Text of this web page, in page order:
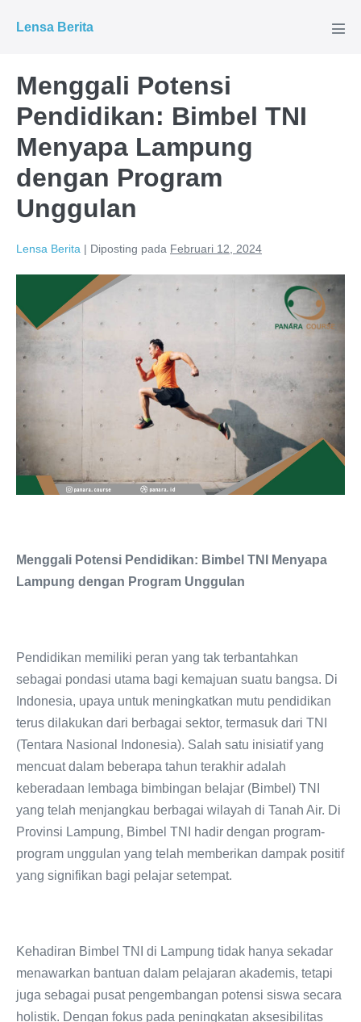
Lensa Berita
Menggali Potensi
Pendidikan: Bimbel TNI
Menyapa Lampung
dengan Program
Unggulan
Lensa Berita | Diposting pada Februari 12, 2024
Menggali Potensi Pendidikan: Bimbel TNI Menyapa
Lampung dengan Program Unggulan
Pendidikan memiliki peran yang tak terbantahkan
sebagai pondasi utama bagi kemajuan suatu bangsa. Di
Indonesia, upaya untuk meningkatkan mutu pendidikan
terus dilakukan dari berbagai sektor, termasuk dari TNI
(Tentara Nasional Indonesia). Salah satu inisiatif yang
mencuat dalam beberapa tahun terakhir adalah
keberadaan lembaga bimbingan belajar (Bimbel) TNI
yang telah menjangkau berbagai wilayah di Tanah Air. Di
Provinsi Lampung, Bimbel TNI hadir dengan program-
program unggulan yang telah memberikan dampak positif
yang signifikan bagi pelajar setempat.
Kehadiran Bimbel TNI di Lampung tidak hanya sekadar
menawarkan bantuan dalam pelajaran akademis, tetapi
juga sebagai pusat pengembangan potensi siswa secara
holistik. Dengan fokus pada peningkatan aksesibilitas